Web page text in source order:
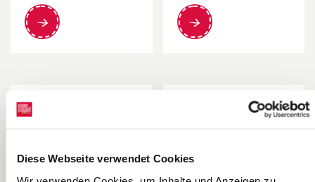
Diese Webseite verwendet Cookies